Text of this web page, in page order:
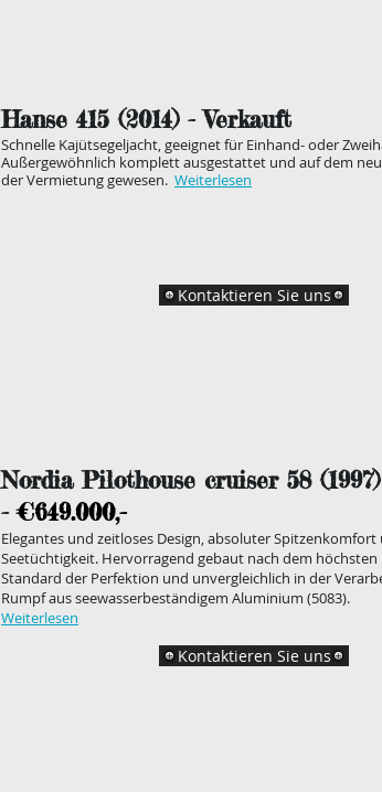
Hanse 415 (2014) - Verkauft
Schnelle Kajütsegeljacht, geeignet für Einhand- oder
Außergewöhnlich komplett ausgestattet und auf dem
der Vermietung gewesen. Weiterlesen
Kontaktieren Sie uns
Nordia Pilothouse cruiser 58 (1997)
-€649.000,-
Elegantes und zeitloses Design, absoluter
Seetüchtigkeit. Hervorragend gebaut nach dem höchsten
Standard der Perfektion und unvergleichlich in der
Rumpf aus seewasserbeständigem Aluminium (5083).
Weiterlesen
Kontaktieren Sie uns